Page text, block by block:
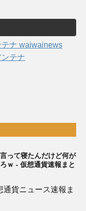
テナ waiwainews
テナ
って寝たんだけど何が
ｗ - 仮想通貨速報まと
貨ニュース速報ま